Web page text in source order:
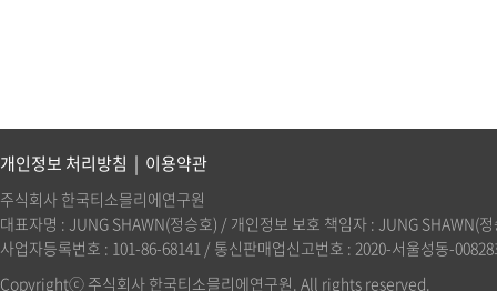
개인정보 처리방침 | 이용약관
주식회사 한국티소믈리에연구원
대표자명 : JUNG SHAWN(정승호) / 개인정보 보호 책임자 : JUNG
사업자등록번호 : 101-86-68141 / 통신판매업신고번호 : 2020-서울성동-
Copyrightⓒ 주식회사 한국티소믈리에연구원. All rights reserved.